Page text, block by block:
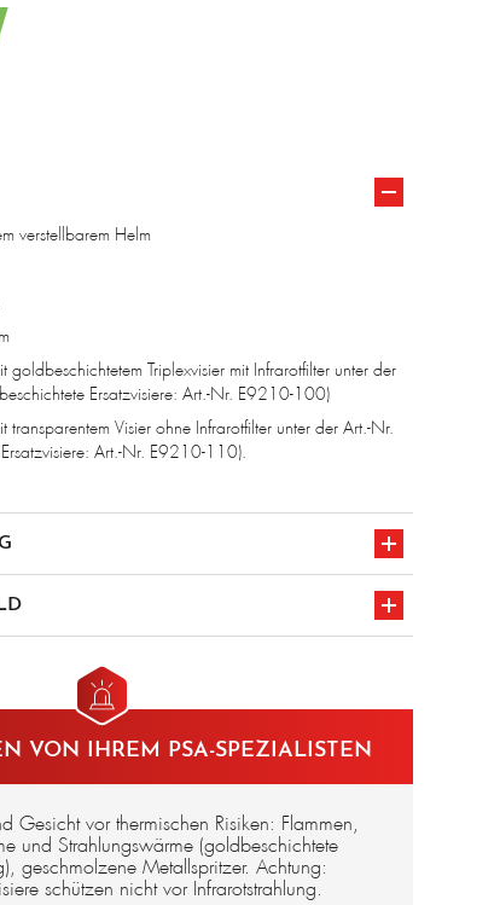
verstellbarem Helm
goldbeschichtetem Triplexvisier mit Infrarotfilter unter der
Ersatzvisiere: Art.-Nr. E9210-100)
transparentem Visier ohne Infrarotfilter unter der Art.-Nr.
Art.-Nr. E9210-110).
VON IHREM PSA-SPEZIALISTEN
Gesicht vor thermischen Risiken: Flammen,
und Strahlungswärme (goldbeschichtete
geschmolzene Metallspritzer. Achtung:
schützen nicht vor Infrarotstrahlung.